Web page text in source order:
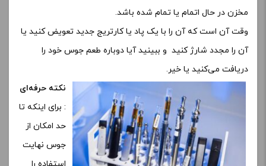
مخزن در حال اتمام یا تمام شده باشد.
وقت آن است که آن را با یک پاد یا کارتریج جدید تعویض کنید یا
آن را مجدد شارژ کنید و ببینید آیا دوباره طعم جوس خود را
دریافت می‌کنید یا خیر.
نکته حرفه‌ای
: برای اینکه تا
حد امکان از
جوس نهایت